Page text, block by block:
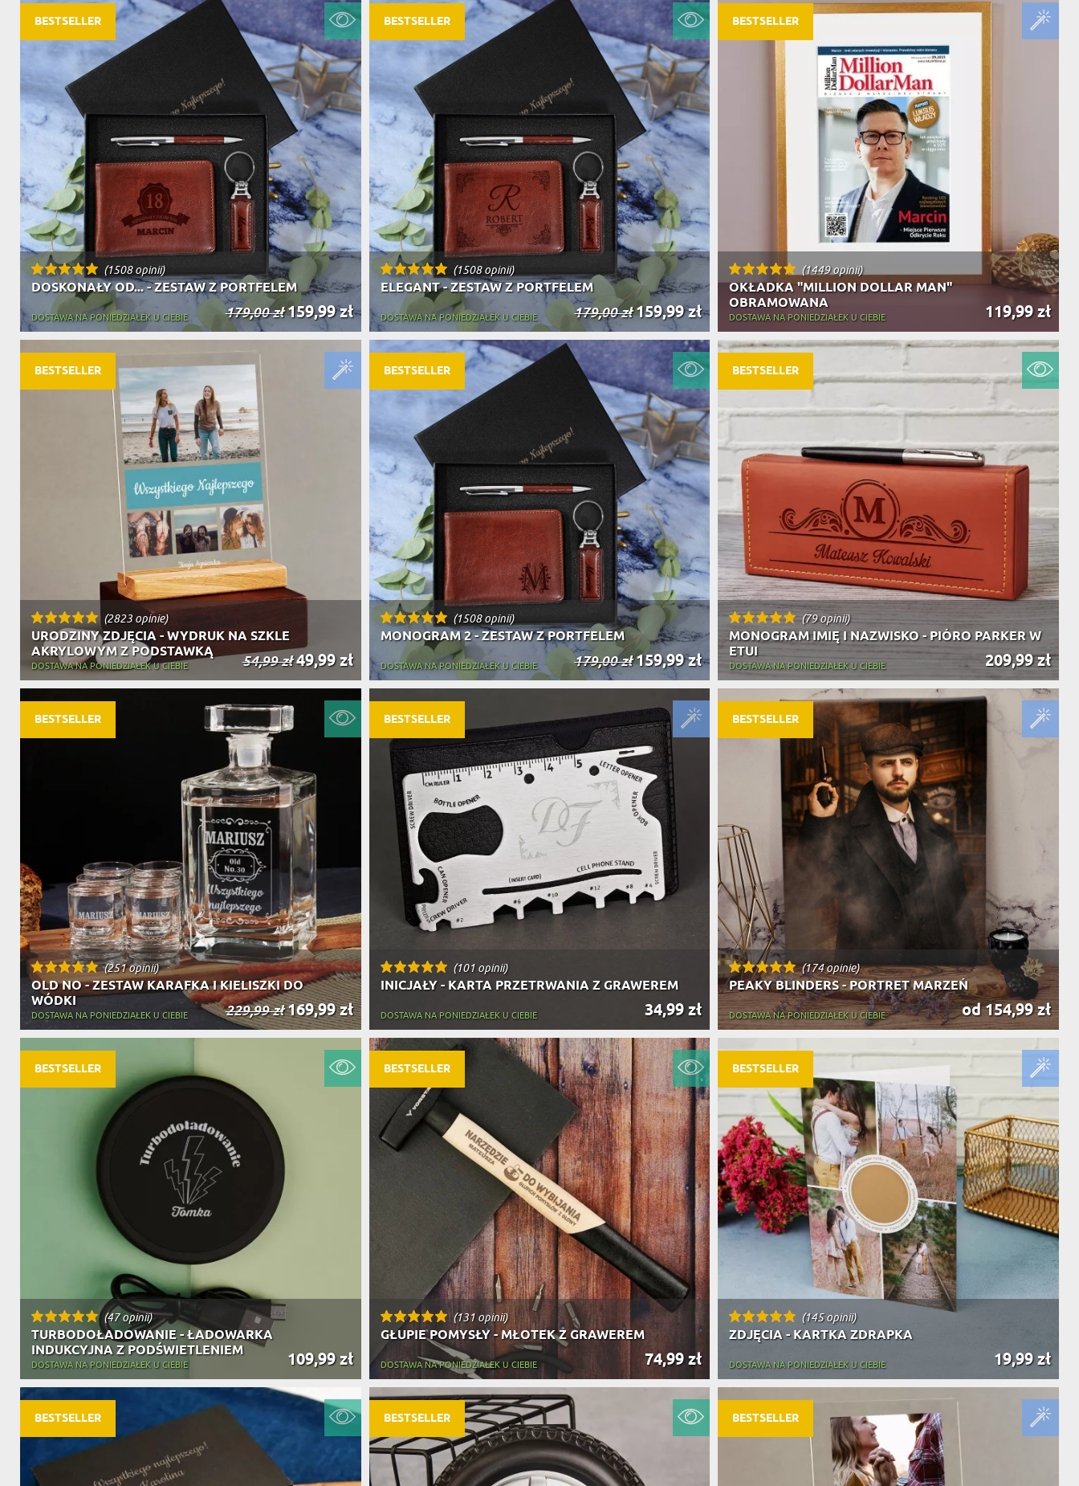
(1508 opinii)
ELEGANT - ZESTAW Z PORTFELEM
179,00 zł159,99 zł
DOSTAWA NA PONIEDZIAŁEK U CIEBIE
BESTSELLER
(1508 opinii)
DOSKONAŁY OD... - ZESTAW Z PORTFELEM
179,00 zł159,99 zł
DOSTAWA NA PONIEDZIAŁEK U CIEBIE
BESTSELLER
(1449 opinii)
OKŁADKA "MILLION DOLLAR MAN"
OBRAMOWANA
119,99 zł
DOSTAWA NA PONIEDZIAŁEK U CIEBIE
BESTSELLER
(2823 opinie)
URODZINY ZDJĘCIA - WYDRUK NA SZKLE
AKRYLOWYM Z PODSTAWKĄ
54,99 zł49,99 zł
DOSTAWA NA PONIEDZIAŁEK U CIEBIE
BESTSELLER
(1508 opinii)
MONOGRAM 2 - ZESTAW Z PORTFELEM
179,00 zł159,99 zł
DOSTAWA NA PONIEDZIAŁEK U CIEBIE
BESTSELLER
(101 opinii)
INICJAŁY - KARTA PRZETRWANIA Z GRAWEREM
34,99 zł
DOSTAWA NA PONIEDZIAŁEK U CIEBIE
BESTSELLER
(79 opinii)
MONOGRAM IMIĘ I NAZWISKO - PIÓRO PARKER W
ETUI
209,99 zł
DOSTAWA NA PONIEDZIAŁEK U CIEBIE
BESTSELLER
(251 opinii)
OLD NO - ZESTAW KARAFKA I KIELISZKI DO
WÓDKI
229,99 zł169,99 zł
DOSTAWA NA PONIEDZIAŁEK U CIEBIE
BESTSELLER
(174 opinie)
PEAKY BLINDERS - PORTRET MARZEŃ
od 154,99 zł
DOSTAWA NA PONIEDZIAŁEK U CIEBIE
BESTSELLER
(47 opinii)
TURBODOŁADOWANIE - ŁADOWARKA
INDUKCYJNA Z PODŚWIETLENIEM
109,99 zł
DOSTAWA NA PONIEDZIAŁEK U CIEBIE
BESTSELLER
(131 opinii)
GŁUPIE POMYSŁY - MŁOTEK Z GRAWEREM
74,99 zł
DOSTAWA NA PONIEDZIAŁEK U CIEBIE
BESTSELLER
BESTSELLER
(145 opinii)
ZDJĘCIA - KARTKA ZDRAPKA
19,99 zł
DOSTAWA NA PONIEDZIAŁEK U CIEBIE
BESTSELLER
BESTSELLER BESTSELLER